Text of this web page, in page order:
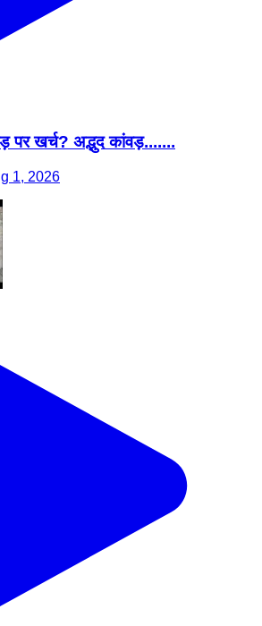
पर खर्च? अद्भुद कांवड़.......
1, 2026